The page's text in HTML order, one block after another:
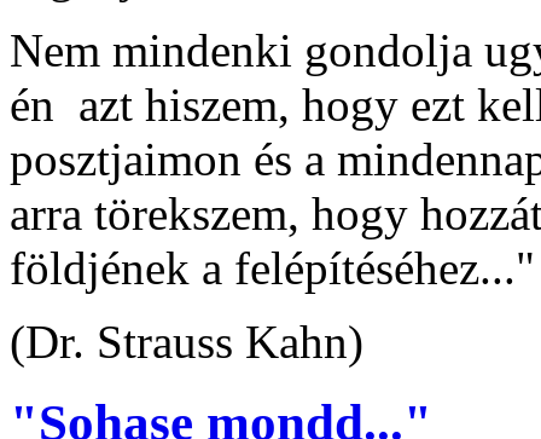
Nem mindenki gondolja
én azt hiszem, hogy ezt
posztjaimon és a
arra törekszem, hogy
földjének a felépítéséhez..."
(Dr. Strauss Kahn)
"Sohase mondd..."